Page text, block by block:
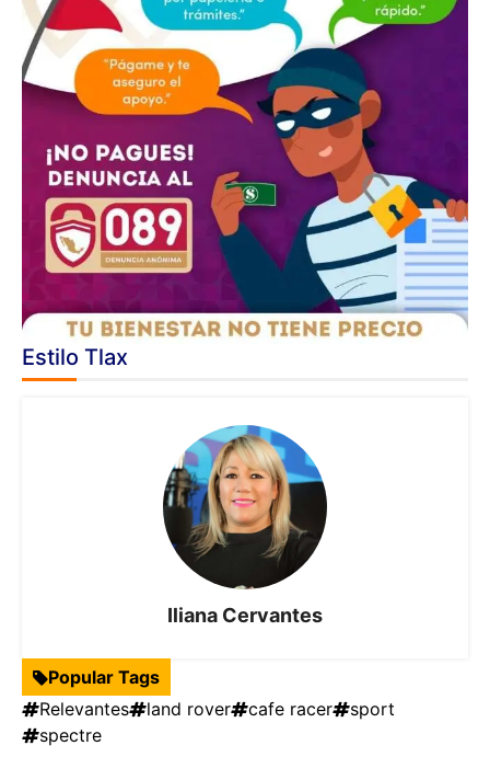
Estilo Tlax
Iliana Cervantes
Popular Tags
Relevantes
land rover cafe racer
sport
spectre